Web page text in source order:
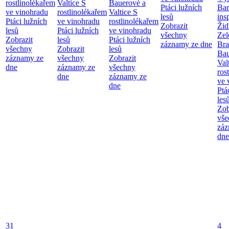
rostlinolékařem
ve vinohradu
Ptáci lužních
lesů
Zobrazit
všechny
záznamy ze
dne
Valtice S
rostlinolékařem
ve vinohradu
Ptáci lužních
lesů
Zobrazit
všechny
záznamy ze
dne
Bauerové a
Valtice S
rostlinolékařem
ve vinohradu
Ptáci lužních
lesů
Zobrazit
všechny
záznamy ze
dne
Ptáci lužních
lesů
Zobrazit
všechny
záznamy ze dne
ve
dne
31 4